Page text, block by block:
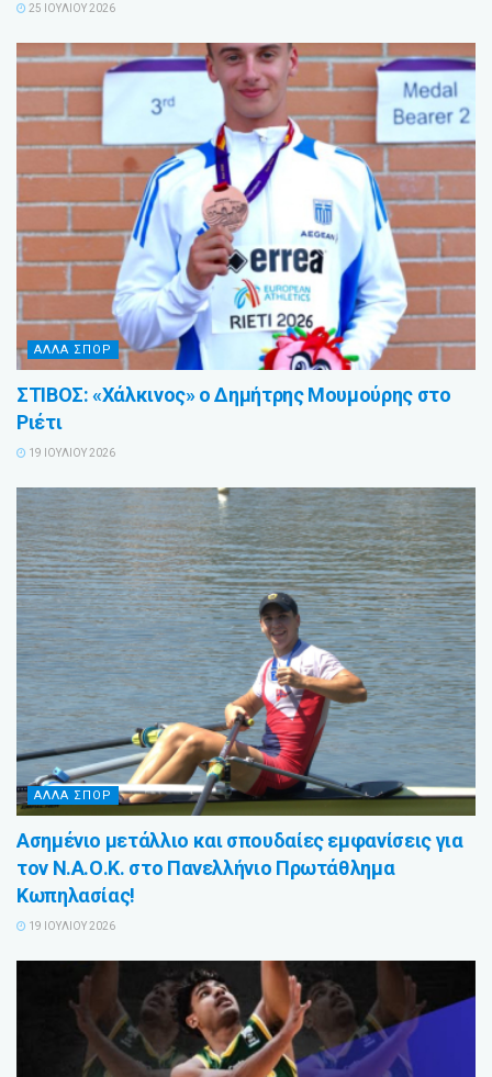
25 ΙΟΥΛΊΟΥ 2026
ΑΛΛΑ ΣΠΟΡ
ΣΤΙΒΟΣ: «Χάλκινος» ο Δημήτρης Μουμούρης στο
Ριέτι
19 ΙΟΥΛΊΟΥ 2026
ΑΛΛΑ ΣΠΟΡ
Ασημένιο μετάλλιο και σπουδαίες εμφανίσεις για
τον Ν.Α.Ο.Κ. στο Πανελλήνιο Πρωτάθλημα
Κωπηλασίας!
19 ΙΟΥΛΊΟΥ 2026